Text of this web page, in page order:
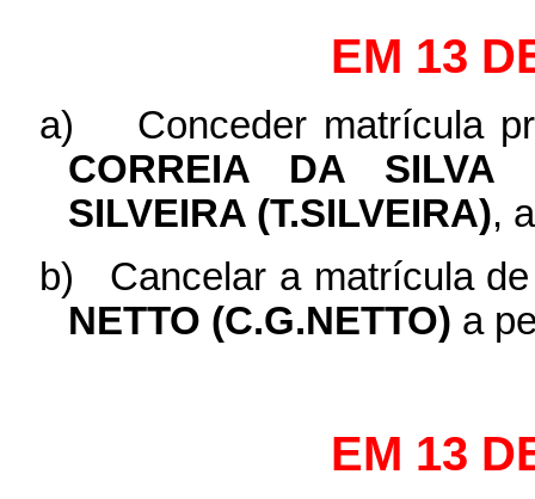
EM 13
a)
Conceder matrícula
CORREIA DA SILVA
SILVEIRA (T.SILVEIRA),
b)
Cancelar a matrícula
NETTO (C.G.NETTO) a
EM 13